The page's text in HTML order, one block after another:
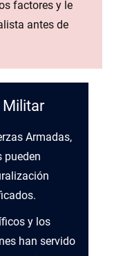
factores y le
antes de
Militar
Armadas,
pueden
y los
han servido